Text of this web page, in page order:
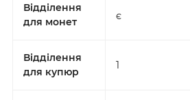
Відділення
для монет
є
Відділення
для купюр
1